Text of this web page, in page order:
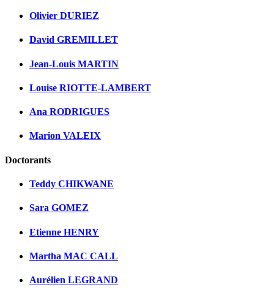
Olivier DURIEZ
David GREMILLET
Jean-Louis MARTIN
Louise RIOTTE-LAMBERT
Ana RODRIGUES
Marion VALEIX
Doctorants
Teddy CHIKWANE
Sara GOMEZ
Etienne HENRY
Martha MAC CALL
Aurélien LEGRAND